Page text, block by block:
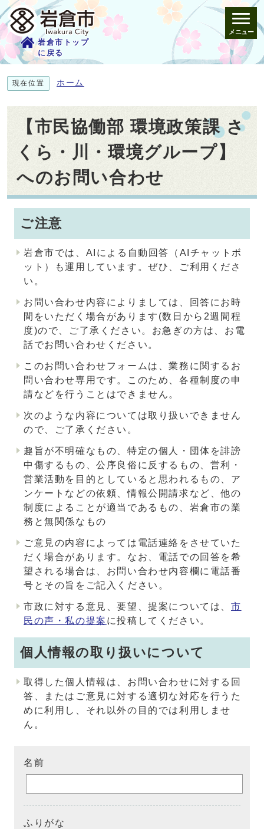
岩倉市トップ
に戻る
メニュー
現在位置 ホーム
【市民協働部 環境政策課 さ
くら・川・環境グループ】
へのお問い合わせ
ご注意
岩倉市では、AIによる自動回答（AIチャットボ
ット）も運用しています。ぜひ、ご利用くださ
い。
お問い合わせ内容によりましては、回答にお時
間をいただく場合があります(数日から2週間程
度)ので、ご了承ください。お急ぎの方は、お電
話でお問い合わせください。
このお問い合わせフォームは、業務に関するお
問い合わせ専用です。このため、各種制度の申
請などを行うことはできません。
次のような内容については取り扱いできません
ので、ご了承ください。
趣旨が不明確なもの、特定の個人・団体を誹謗
中傷するもの、公序良俗に反するもの、営利・
営業活動を目的としていると思われるもの、ア
ンケートなどの依頼、情報公開請求など、他の
制度によることが適当であるもの、岩倉市の業
務と無関係なもの
ご意見の内容によっては電話連絡をさせていた
だく場合があります。なお、電話での回答を希
望される場合は、お問い合わせ内容欄に電話番
号とその旨をご記入ください。
市政に対する意見、要望、提案については、 市
民の声・私の提案 に投稿してください。
個人情報の取り扱いについて
取得した個人情報は、お問い合わせに対する回
答、またはご意見に対する適切な対応を行うた
めに利用し、それ以外の目的では利用しませ
ん。
名前
ふりがな